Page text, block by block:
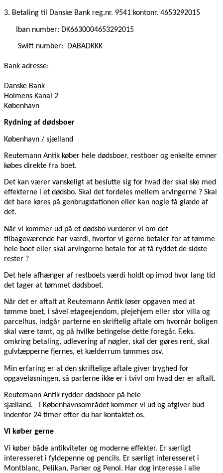
3. Betaling til Danske Bank reg.nr. 9541 kontonr. 4653292015
Iban number: DK6630004653292015
Swift number: DABADKKK
Bank adresse:
Danske Bank
Holmens Kanal 2
København
Rydning af dødsboer
København / sjælland
Reutemann Antik køber hele dødsboer, restboer og enkelte emner
købes direkte fra boet.
Det kan værer vanskeligt at beslutte sig for hvad der skal ske med
effekterne i et dødsbo. Skal det fordeles mellem arvingerne ? Skal
det bare køres på genbrugstationen eller kan nogle få glæde af
det.
Når vi kommer ud på et dødsbo vurderer vi om det
tilbageværende har værdi, hvorfor vi gerne betaler for at tømme
hele boet eller skal arvingerne betale for at få ryddet de sidste
rester ?
Det hele afhænger af restboets værdi holdt op imod hvor lang tid
det tager at tømmet dødsboet.
Når det er aftalt at Reutemann Antik løser opgaven med at
tømme boet, i såvel etageejendom, plejehjem eller stor villa og
parcelhus, indgår parterne en skriftelig aftale om hvornår boligen
skal være tømt, og på hvilke betingelse dette foregår. F.eks.
omkring betaling, udlevering af nøgler, skal der gøres rent, skal
gulvtæpperne fjernes, et kælderrum tømmes osv.
Min erfaring er at den skriftelige aftale giver tryghed for
opgaveløsningen, så parterne ikke er i tvivl om hvad der er aftalt.
Reutemann Antik rydder dødsboer på hele
sjælland. I Københavnsområdet kommer vi ud og afgiver bud
indenfor 24 timer efter du har kontaktet os.
Vi køber gerne
Vi køber både antikviteter og moderne effekter. Er særligt
interesseret i fyldepenne og pencils. Er særligt interesseret i
Montblanc, Pelikan, Parker og Penol. Har dog interesse i alle